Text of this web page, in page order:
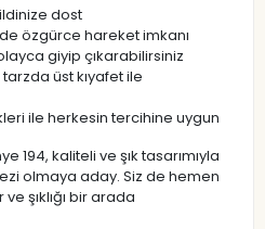
dost
özgürce hareket imkanı
giyip çıkarabilirsiniz
üst kıyafet ile
ile herkesin tercihine uygun
194, kaliteli ve şık tasarımıyla
olmaya aday. Siz de hemen
şıklığı bir arada